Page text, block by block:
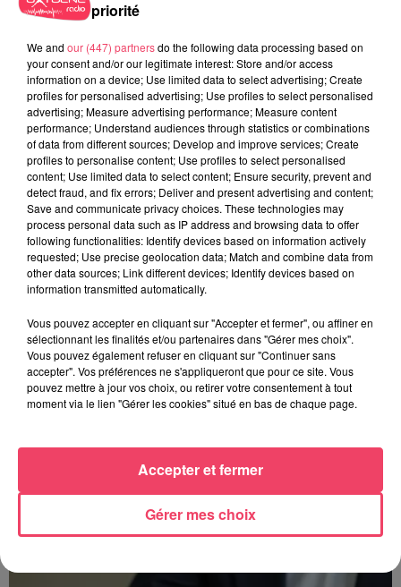
Les podcasts de nos communes
priorité
We and our (447) partnersdo the following data processing based on
your consent and/or our legitimate interest: Store and/or access
information on a device; Use limited data to select advertising; Create
profiles for personalised advertising; Use profiles to select personalised
advertising; Measure advertising performance; Measure content
performance; Understand audiences through statistics or combinations
of data from different sources; Develop and improve services; Create
profiles to personalise content; Use profiles to select personalised
content; Use limited data to select content; Ensure security, prevent and
detect fraud, and fix errors; Deliver and present advertising and content;
Save and communicate privacy choices. These technologies may
process personal data such as IP address and browsing data to offer
following functionalities: Identify devices based on information actively
requested; Use precise geolocation data; Match and combine data from
other data sources; Link different devices; Identify devices based on
information transmitted automatically.
Vous pouvez accepter en cliquant sur "Accepter et fermer", ou affiner en
sélectionnant les finalités et/ou partenaires dans "Gérer mes choix".
Vous pouvez également refuser en cliquant sur "Continuer sans
accepter". Vos préférences ne s'appliqueront que pour ce site. Vous
pouvez mettre à jour vos choix, ou retirer votre consentement à tout
moment via le lien "Gérer les cookies" situé en bas de chaque page.
Gérer mes choix
Accepter et fermer